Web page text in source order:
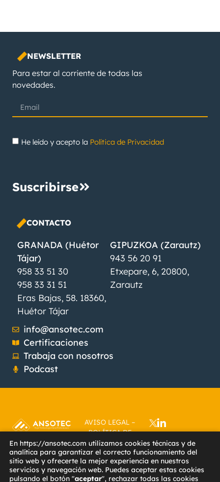
NEWSLETTER
Para estar al corriente de todas las
novedades.
He leído y acepto la Política de Privacidad
Suscribirse
CONTACTO
GRANADA (Huétor
Tájar)
958 33 51 30
958 33 31 51
Eras Bajas, 58. 18360,
Huétor Tájar
GIPUZKOA (Zarautz)
943 56 20 91
Etxepare, 6, 20800,
Zarautz
info@ansotec.com
Certificaciones
Trabaja con nosotros
Podcast
AVISO LEGAL –
POLÍTICA DE
PRIVACIDAD–
POLÍTICA DE
COOKIES–
ACCESIBILIDAD–
En https://ansotec.com utilizamos cookies técnicas y de
analítica para garantizar el correcto funcionamiento del
sitio web y ofrecerte la mejor experiencia en nuestros
servicios y navegación web. Puedes aceptar estas cookies
pulsando el botón "aceptar", rechazar todas las cookies